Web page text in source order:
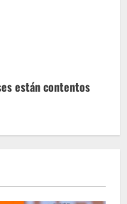
están contentos